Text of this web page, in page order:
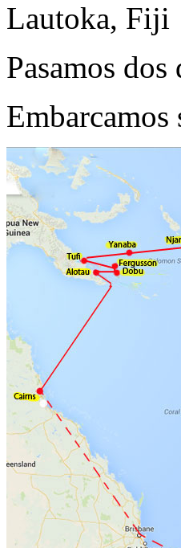
Lautoka, Fiji
Pasamos dos
Embarcamos